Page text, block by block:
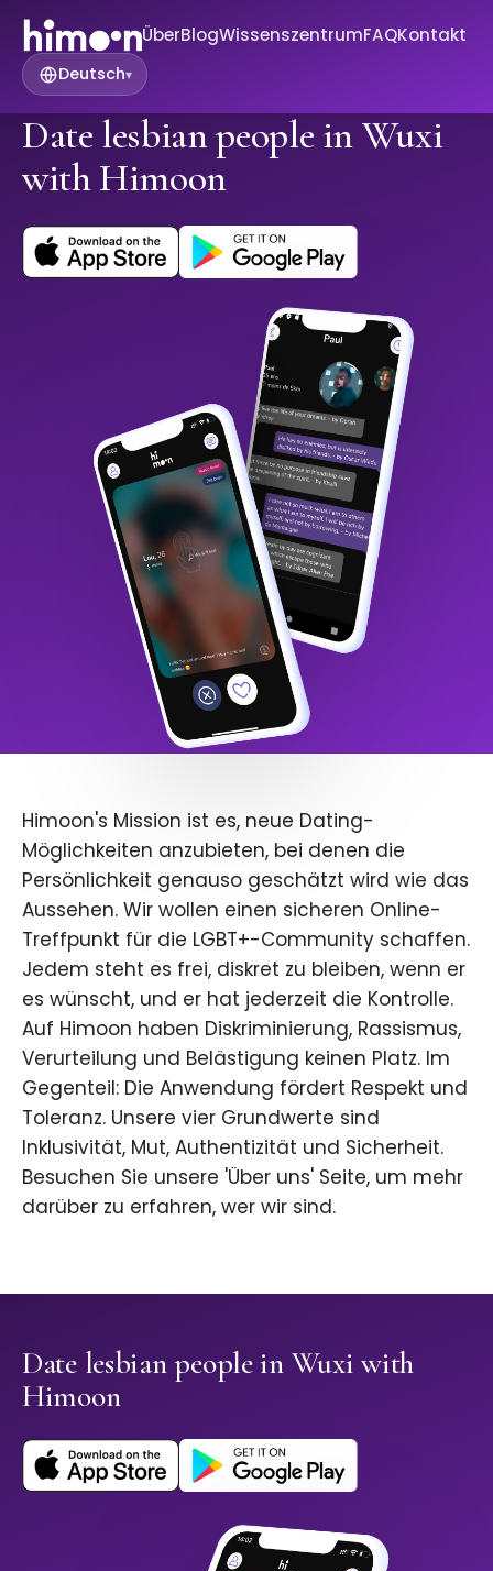
ÜberBlogWissenszentrumFAQKontakt
Deutsch▾
Date lesbian people in Wuxi
with Himoon
Himoon's Mission ist es, neue Dating-
Möglichkeiten anzubieten, bei denen die
Persönlichkeit genauso geschätzt wird wie das
Aussehen. Wir wollen einen sicheren Online-
Treffpunkt für die LGBT+-Community schaffen.
Jedem steht es frei, diskret zu bleiben, wenn er
es wünscht, und er hat jederzeit die Kontrolle.
Auf Himoon haben Diskriminierung, Rassismus,
Verurteilung und Belästigung keinen Platz. Im
Gegenteil: Die Anwendung fördert Respekt und
Toleranz. Unsere vier Grundwerte sind
Inklusivität, Mut, Authentizität und Sicherheit.
Besuchen Sie unsere 'Über uns' Seite, um mehr
darüber zu erfahren, wer wir sind.
Date lesbian people in Wuxi with
Himoon